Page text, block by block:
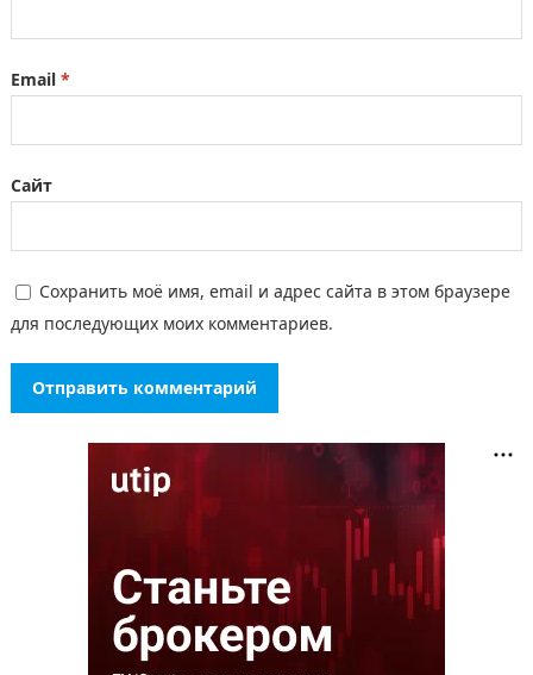
Email *
Сайт
Сохранить моё имя, email и адрес сайта в этом браузере
для последующих моих комментариев.